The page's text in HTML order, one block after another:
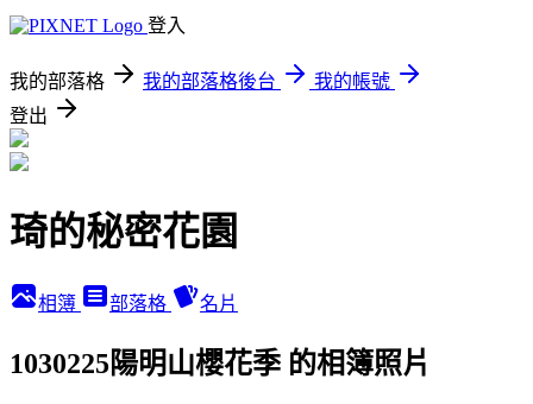
登入
我的部落格 我的部落格後台
我的帳號
登出
琦的秘密花園
相簿 部落格 名片
1030225陽明山櫻花季 的相簿照片